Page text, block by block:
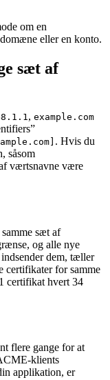
om en
eller en konto.
sæt af
, example.com
. Hvis du
såsom
værtsnavne være
sæt af
og alle nye
dem, tæller
certifikater for samme
certifikat hvert 34
flere gange for at
klients
applikation, er